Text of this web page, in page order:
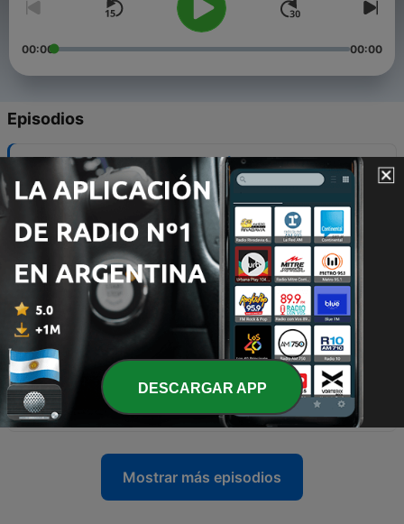
00:00 00:00
Episodios
50 - Nejčastější otázky začátečníků
06 feb. 2025
49 - Co když se mi nechce cvičit?
16 ene. 2025
48 - Novoroční jednohubka
02 ene. 2025
47 - Povinná výbava saxofonisty
12 dic. 2024
46 - Improvizace očima Kryštofa Dancziho
21 nov. 2024
Mostrar más episodios
DESCARGAR APP